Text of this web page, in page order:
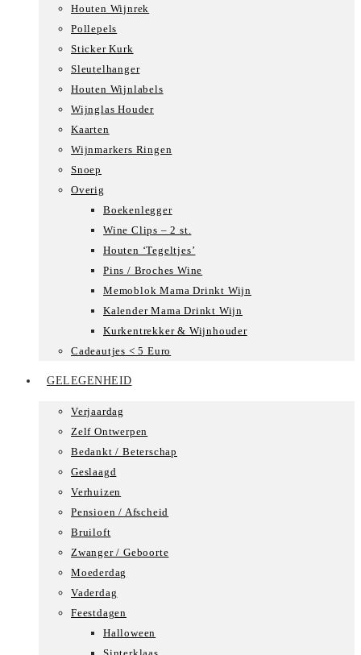
Houten Wijnrek
Pollepels
Sticker Kurk
Sleutelhanger
Houten Wijnlabels
Wijnglas Houder
Kaarten
Wijnmarkers Ringen
Snoep
Overig
Boekenlegger
Wine Clips – 2 st.
Houten ‘Tegeltjes’
Pins / Broches Wine
Memoblok Mama Drinkt Wijn
Kalender Mama Drinkt Wijn
Kurkentrekker & Wijnhouder
Cadeautjes < 5 Euro
GELEGENHEID
Verjaardag
Zelf Ontwerpen
Bedankt / Beterschap
Geslaagd
Verhuizen
Pensioen / Afscheid
Bruiloft
Zwanger / Geboorte
Moederdag
Vaderdag
Feestdagen
Halloween